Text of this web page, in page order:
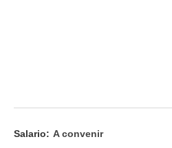
Salario: A convenir